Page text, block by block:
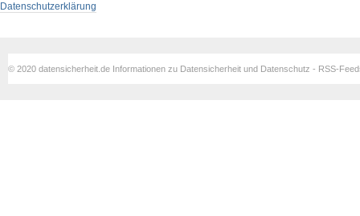
Datenschutzerklärung
© 2020 datensicherheit.de Informationen zu Datensicherheit und Datenschutz - RSS-